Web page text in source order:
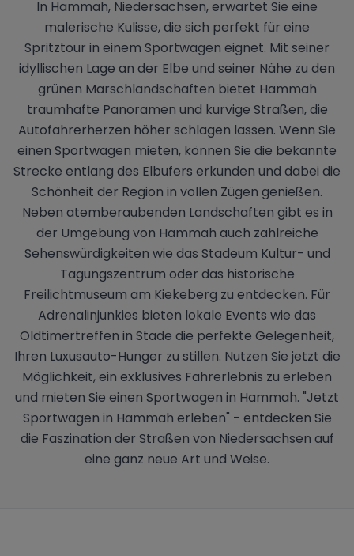
In Hammah, Niedersachsen, erwartet Sie eine
malerische Kulisse, die sich perfekt für eine
Spritztour in einem Sportwagen eignet. Mit seiner
idyllischen Lage an der Elbe und seiner Nähe zu den
grünen Marschlandschaften bietet Hammah
traumhafte Panoramen und kurvige Straßen, die
Autofahrerherzen höher schlagen lassen. Wenn Sie
einen Sportwagen mieten, können Sie die bekannte
Strecke entlang des Elbufers erkunden und dabei die
Schönheit der Region in vollen Zügen genießen.
Neben atemberaubenden Landschaften gibt es in
der Umgebung von Hammah auch zahlreiche
Sehenswürdigkeiten wie das Stadeum Kultur- und
Tagungszentrum oder das historische
Freilichtmuseum am Kiekeberg zu entdecken. Für
Adrenalinjunkies bieten lokale Events wie das
Oldtimertreffen in Stade die perfekte Gelegenheit,
Ihren Luxusauto-Hunger zu stillen. Nutzen Sie jetzt die
Möglichkeit, ein exklusives Fahrerlebnis zu erleben
und mieten Sie einen Sportwagen in Hammah. "Jetzt
Sportwagen in Hammah erleben" - entdecken Sie
die Faszination der Straßen von Niedersachsen auf
eine ganz neue Art und Weise.